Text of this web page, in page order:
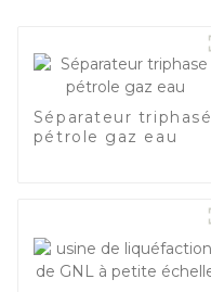
Séparateur triphasé
pétrole gaz eau